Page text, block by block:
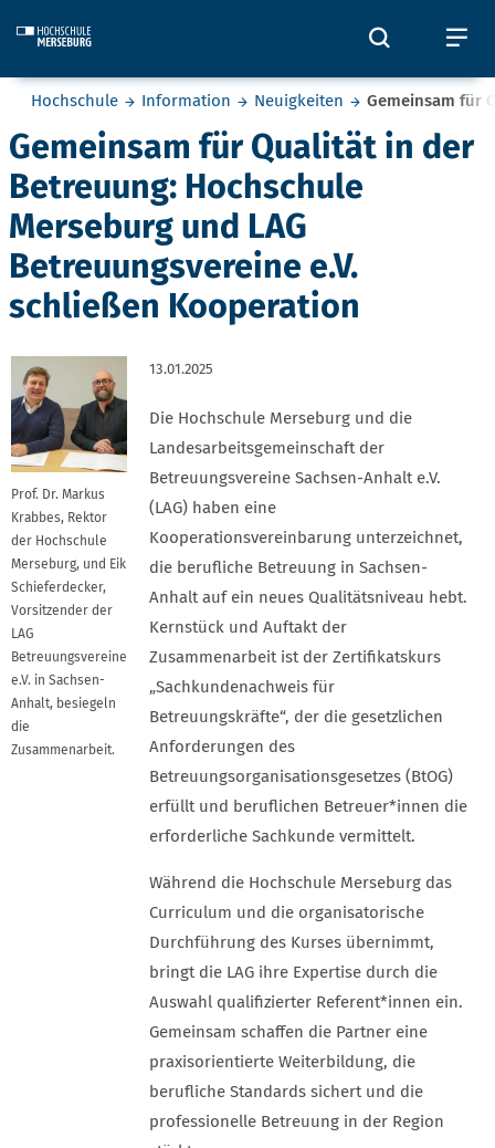
Öffnet
Sie befinden sich hier:
Hochschule Information Neuigkeiten Gemeinsam für
Gemeinsam für Qualität in der
Betreuung: Hochschule
Merseburg und LAG
Betreuungsvereine e.V.
schließen Kooperation
Prof. Dr. Markus
Krabbes, Rektor
der Hochschule
Merseburg, und Eik
Schieferdecker,
Vorsitzender der
LAG
Betreuungsvereine
e.V. in Sachsen-
Anhalt, besiegeln
die
Zusammenarbeit.
13.01.2025
Die Hochschule Merseburg und die
Landesarbeitsgemeinschaft der
Betreuungsvereine Sachsen-Anhalt e.V.
(LAG) haben eine
Kooperationsvereinbarung unterzeichnet,
die berufliche Betreuung in Sachsen-
Anhalt auf ein neues Qualitätsniveau hebt.
Kernstück und Auftakt der
Zusammenarbeit ist der Zertifikatskurs
„Sachkundenachweis für
Betreuungskräfte“, der die gesetzlichen
Anforderungen des
Betreuungsorganisationsgesetzes (BtOG)
erfüllt und beruflichen Betreuer*innen die
erforderliche Sachkunde vermittelt.
Während die Hochschule Merseburg das
Curriculum und die organisatorische
Durchführung des Kurses übernimmt,
bringt die LAG ihre Expertise durch die
Auswahl qualifizierter Referent*innen ein.
Gemeinsam schaffen die Partner eine
praxisorientierte Weiterbildung, die
berufliche Standards sichert und die
professionelle Betreuung in der Region